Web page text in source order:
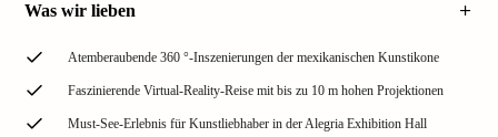
Was wir lieben
Atemberaubende 360 °-Inszenierungen der mexikanischen Kunstikone
Faszinierende Virtual-Reality-Reise mit bis zu 10 m hohen Projektionen
Must-See-Erlebnis für Kunstliebhaber in der Alegria Exhibition Hall